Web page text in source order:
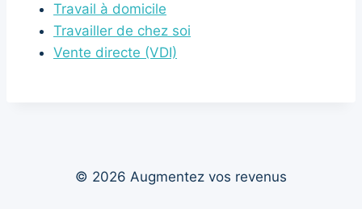
Travail à domicile
Travailler de chez soi
Vente directe (VDI)
© 2026 Augmentez vos revenus